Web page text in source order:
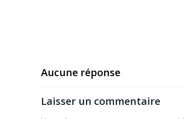
Aucune réponse
Laisser un commentaire